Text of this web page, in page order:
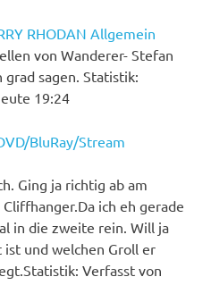
RHODAN Allgemein
von Wanderer- Stefan
grad sagen. Statistik:
19:24
BluRay/Stream
Ging ja richtig ab am
ich eh gerade
in die zweite rein. Will ja
ist und welchen Groll er
Verfasst von